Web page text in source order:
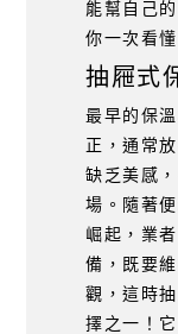
能幫自己
你一次看
抽屜式
最早的保
正，通常
缺乏美感
場。隨著
崛起，業
備，既要
觀，這時
擇之一！